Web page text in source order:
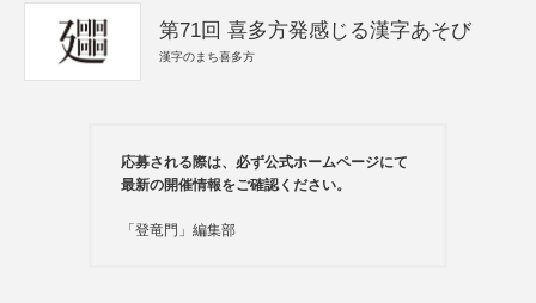
第71回 喜多方発感じる漢字あそび
漢字のまち喜多方
応募される際は、必ず公式ホームページにて
最新の開催情報をご確認ください。
「登竜門」編集部